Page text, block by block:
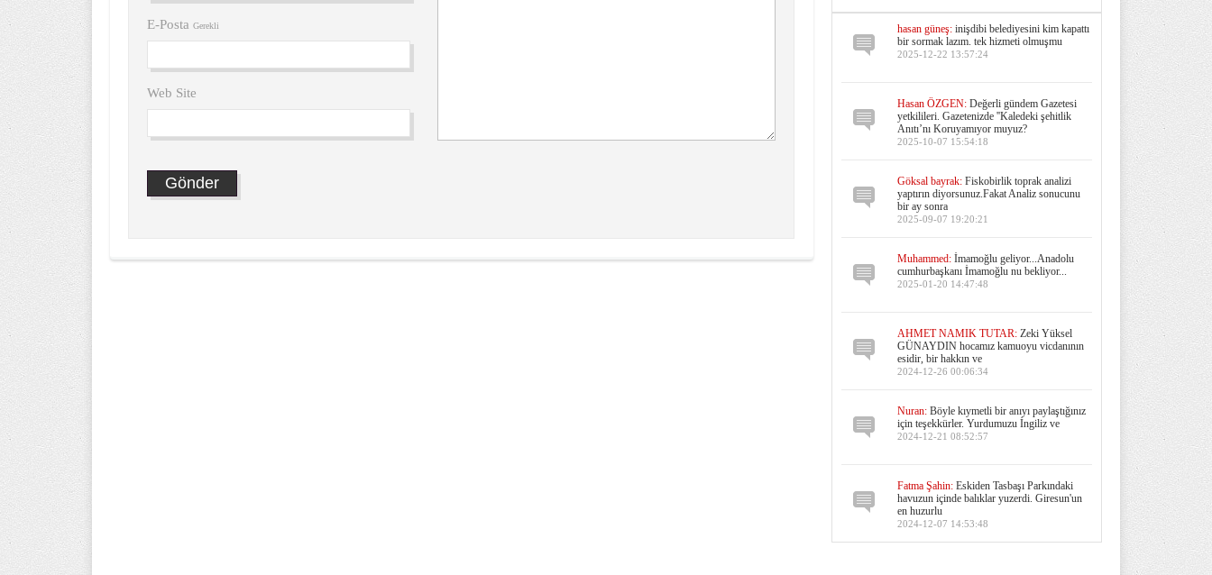
E-Posta Gerekli
Web Site
hasan güneş: inişdibi belediyesini kim kapattı
bir sormak lazım. tek hizmeti olmuşmu
2025-12-22 13:57:24
Hasan ÖZGEN: Değerli gündem Gazetesi
yetkilileri. Gazetenizde ''Kaledeki şehitlik
Anıtı’nı Koruyamıyor muyuz?
2025-10-07 15:54:18
Göksal bayrak: Fiskobirlik toprak analizi
yaptırın diyorsunuz.Fakat Analiz sonucunu
bir ay sonra
2025-09-07 19:20:21
Muhammed: İmamoğlu geliyor...Anadolu
cumhurbaşkanı İmamoğlu nu bekliyor...
2025-01-20 14:47:48
AHMET NAMIK TUTAR: Zeki Yüksel
GÜNAYDIN hocamız kamuoyu vicdanının
esidir, bir hakkın ve
2024-12-26 00:06:34
Nuran: Böyle kıymetli bir anıyı paylaştığınız
için teşekkürler. Yurdumuzu İngiliz ve
2024-12-21 08:52:57
Fatma Şahin: Eskiden Tasbaşı Parkındaki
havuzun içinde balıklar yuzerdi. Giresun'un
en huzurlu
2024-12-07 14:53:48